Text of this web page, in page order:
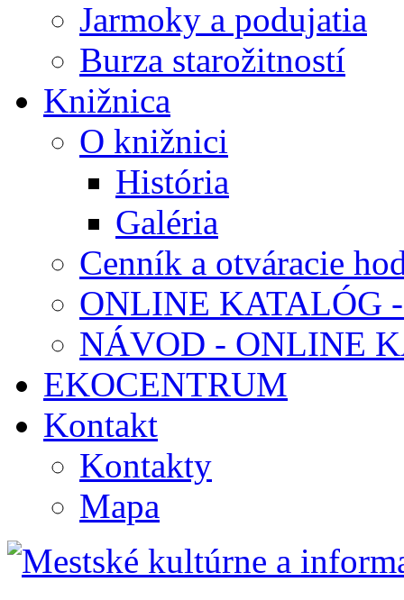
Jarmoky a podujatia
Burza starožitností
Knižnica
O knižnici
História
Galéria
Cenník a otváracie
ONLINE KATALÓG
NÁVOD - ONLINE
EKOCENTRUM
Kontakt
Kontakty
Mapa